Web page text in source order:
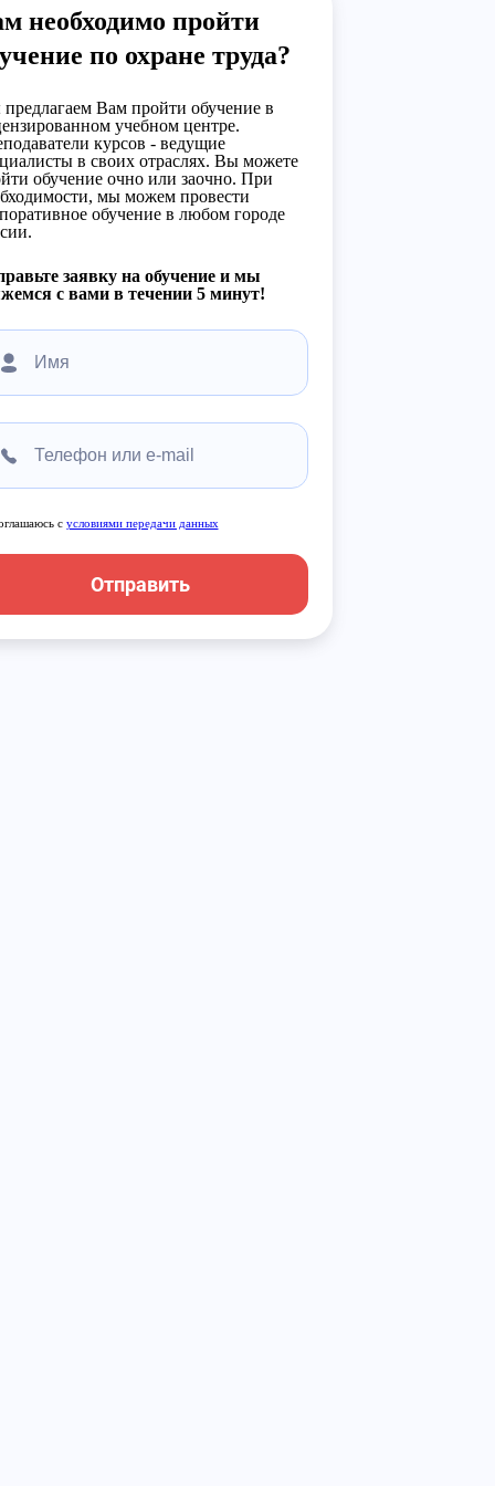
необходимо пройти
по охране труда?
Вам пройти обучение в
учебном центре.
курсов - ведущие
в своих отраслях. Вы можете
обучение очно или заочно. При
мы можем провести
обучение в любом городе
заявку на обучение и мы
с вами в течении 5 минут!
с условиями передачи данных
Отправить